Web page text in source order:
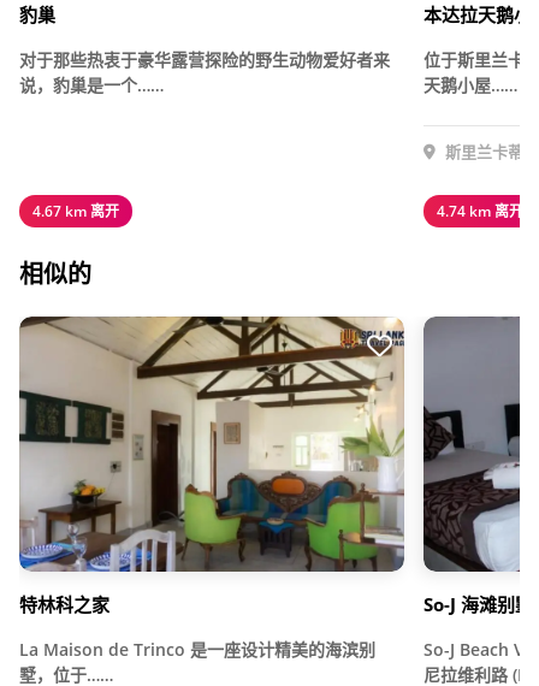
豹巢
对于那些热衷于豪华露营探险的野生动物爱好者来
说，豹巢是一个……
4.67 km 离开
本达拉天鹅
位于斯里兰卡
天鹅小屋……
斯里兰卡蒂
4.74 km 离开
相似的
特林科之家
La Maison de Trinco 是一座设计精美的海滨别
墅，位于……
So-J 海滩别墅
So-J Beach
尼拉维利路